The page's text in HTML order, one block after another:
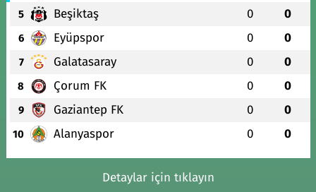
5 Beşiktaş 0 0
6 Eyüpspor 0 0
7 Galatasaray 0 0
8 Çorum FK 0 0
9 Gaziantep FK 0 0
10 Alanyaspor 0 0
Detaylar için tıklayın